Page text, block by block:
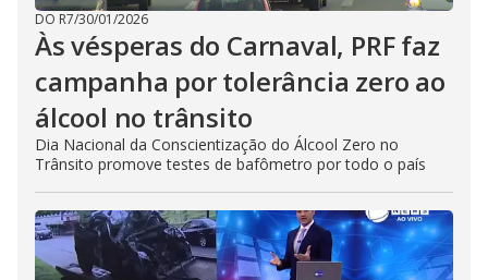
DO R7/30/01/2026
Às vésperas do Carnaval, PRF faz
campanha por tolerância zero ao
álcool no trânsito
Dia Nacional da Conscientização do Álcool Zero no
Trânsito promove testes de bafômetro por todo o país